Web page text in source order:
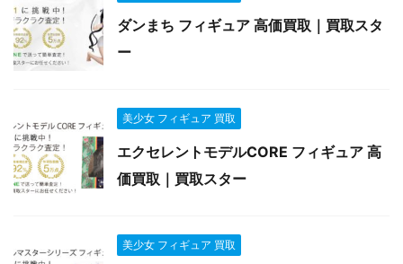
ダンまち フィギュア 高価買取｜買取スタ
ー
美少女 フィギュア 買取
エクセレントモデルCORE フィギュア 高
価買取｜買取スター
美少女 フィギュア 買取